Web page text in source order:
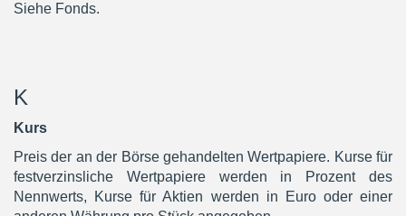
Siehe Fonds.
K
Kurs
Preis der an der Börse gehandelten Wertpapiere. Kurse für
festverzinsliche Wertpapiere werden in Prozent des
Nennwerts, Kurse für Aktien werden in Euro oder einer